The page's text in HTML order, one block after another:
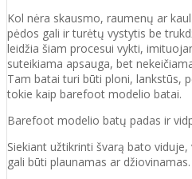
Kol nėra skausmo, raumenų ar
pėdos gali ir turėtų vystytis be
leidžia šiam procesui vykti,
suteikiama apsauga, bet
Tam batai turi būti ploni, lankstūs,
tokie kaip barefoot modelio batai.
Barefoot modelio batų padas ir
Siekiant užtikrinti švarą bato
gali būti plaunamas ar džiovinamas.